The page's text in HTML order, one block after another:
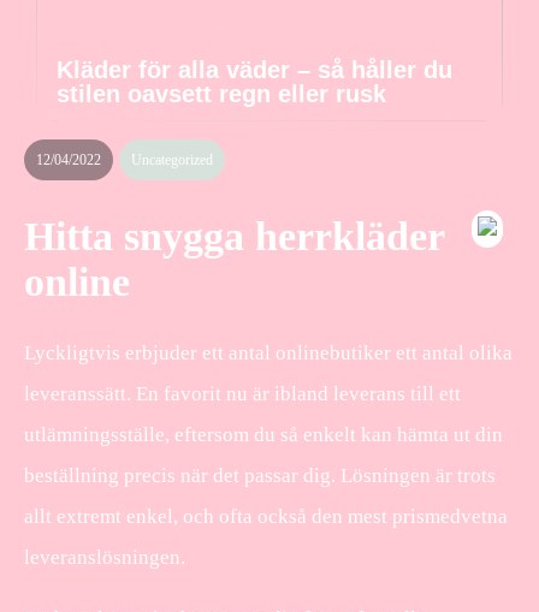
Kläder för alla väder – så håller du
stilen oavsett regn eller rusk
12/04/2022 Uncategorized
Hitta snygga herrkläder
online
Lyckligtvis erbjuder ett antal onlinebutiker ett antal olika
leveranssätt. En favorit nu är ibland leverans till ett
utlämningsställe, eftersom du så enkelt kan hämta ut din
beställning precis när det passar dig. Lösningen är trots
allt extremt enkel, och ofta också den mest prismedvetna
leveranslösningen.